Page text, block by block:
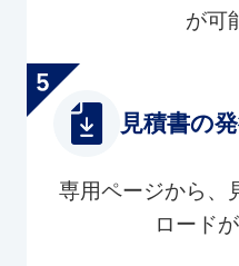
が可
見積書の
専用ページから、
ロード